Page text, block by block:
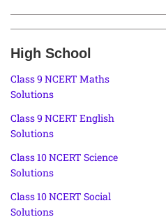
High School
Class 9 NCERT Maths
Solutions
Class 9 NCERT English
Solutions
Class 10 NCERT Science
Solutions
Class 10 NCERT Social
Solutions